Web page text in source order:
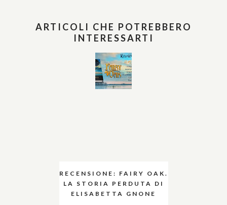
ARTICOLI CHE POTREBBERO
INTERESSARTI
RECENSIONE: FAIRY OAK.
LA STORIA PERDUTA DI
ELISABETTA GNONE